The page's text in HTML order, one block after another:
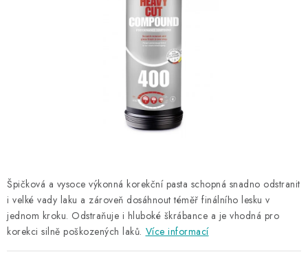
Věrnostní program
Všeobecné obchodní podmínky
Podmínky ochrany osobních údajů
Mapa serveru
Špičková a vysoce výkonná korekční pasta schopná snadno odstranit
i velké vady laku a zároveň dosáhnout téměř finálního lesku v
jednom kroku. Odstraňuje i hluboké škrábance a je vhodná pro
korekci silně poškozených laků. Více informací